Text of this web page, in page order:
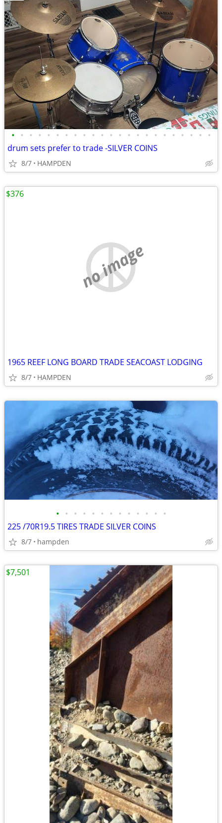
• • • • • • • • • • • • • • • • • • • • • • •
drum sets prefer to trade -SILVER COINS
8/7 HAMPDEN
no image
1965 REEF LONG BOARD TRADE SEACOAST LODGING
8/7 HAMPDEN
$376
• • • • • • • • • • • • •
225 /70R19.5 TIRES TRADE SILVER COINS
8/7 hampden
$7,501